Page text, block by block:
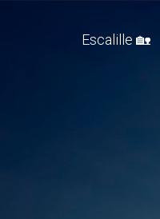
Escalille 🏡